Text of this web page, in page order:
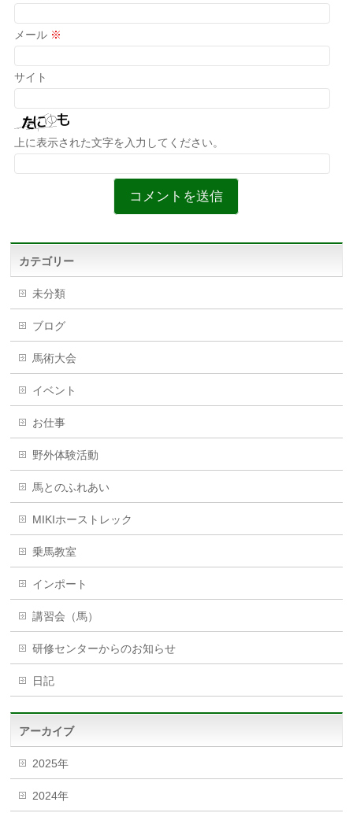
メール ※
サイト
上に表示された文字を入力してください。
カテゴリー
未分類
ブログ
馬術大会
イベント
お仕事
野外体験活動
馬とのふれあい
MIKIホーストレック
乗馬教室
インポート
講習会（馬）
研修センターからのお知らせ
日記
アーカイブ
2025年
2024年